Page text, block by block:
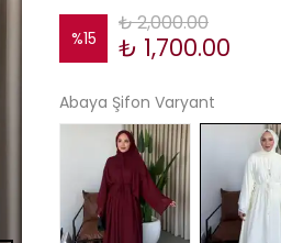
%15
₺ 2,000.00
₺ 1,700.00
Abaya Şifon Varyant